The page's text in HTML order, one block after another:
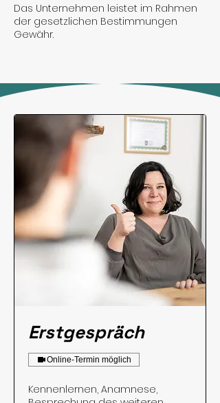
Das Unternehmen leistet im Rahmen
der gesetzlichen Bestimmungen
Gewähr.
Erstgespräch
Online-Termin möglich
Kennenlernen, Anamnese,